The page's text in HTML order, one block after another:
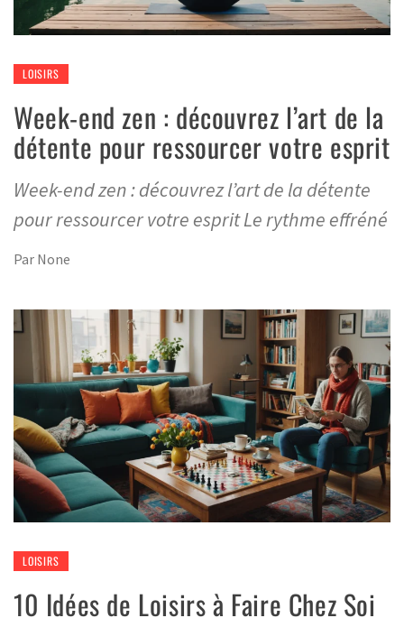
LOISIRS
Week-end zen : découvrez l’art de la
détente pour ressourcer votre esprit
Week-end zen : découvrez l’art de la détente
pour ressourcer votre esprit Le rythme effréné
Par None
LOISIRS
10 Idées de Loisirs à Faire Chez Soi